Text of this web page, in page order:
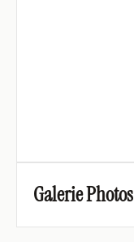
Galerie Photos